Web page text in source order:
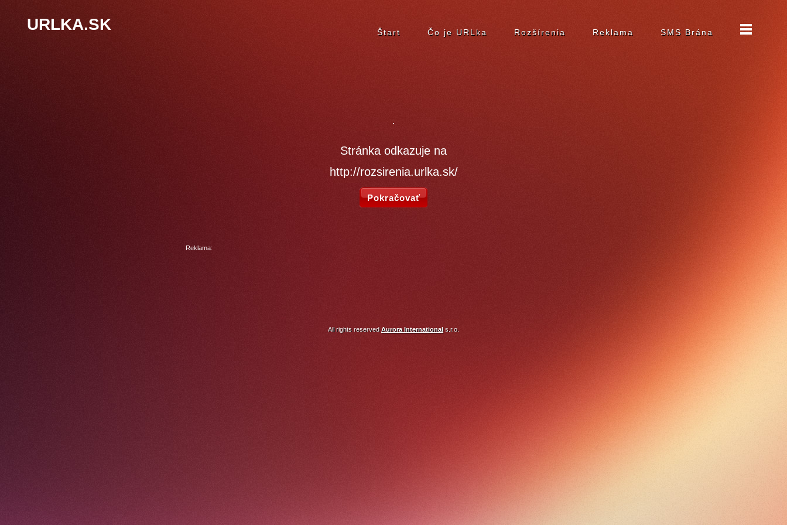
URLKA.SK Štart Čo je URLka Rozšírenia Reklama SMS Brána
Stránka odkazuje na
http://rozsirenia.urlka.sk/
Reklama:
All rights reservedAurora Internationals.r.o.